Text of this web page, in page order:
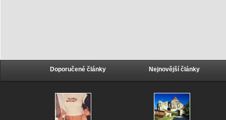
Doporučené články Nejnovější články